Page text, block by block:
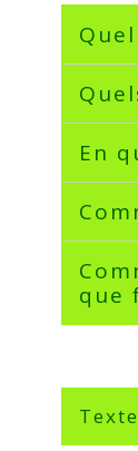
En
que